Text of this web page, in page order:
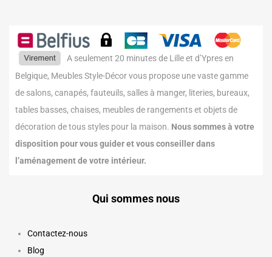
A seulement 20 minutes de Lille et d’Ypres en
Belgique, Meubles Style-Décor vous propose une vaste gamme
de salons, canapés, fauteuils, salles à manger, literies, bureaux,
tables basses, chaises, meubles de rangements et objets de
décoration de tous styles pour la maison. Nous sommes à votre
disposition pour vous guider et vous conseiller dans
l’aménagement de votre intérieur.
Qui sommes nous
Contactez-nous
Blog